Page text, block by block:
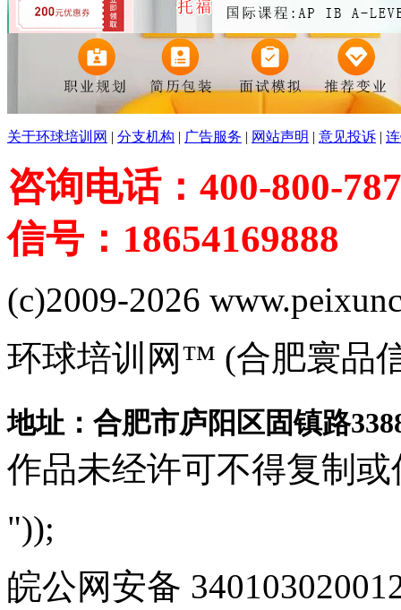
关于环球培训网 | 分支机构 | 广告服务 | 网站声明 | 意见投诉 |
咨询电话：400-800-
信号：18654169888
(c)2009-2026
环球培训网™ (合肥寰品
地址：合肥市庐阳区固镇路
作品未经许可不得复制或
"));
皖公网安备